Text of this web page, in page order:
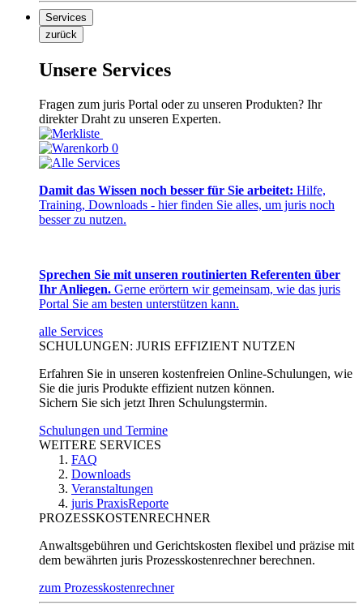
Services
zurück
Unsere Services
Fragen zum juris Portal oder zu unseren Produkten? Ihr
direkter Draht zu unseren Experten.
0
Damit das Wissen noch besser für Sie arbeitet: Hilfe,
Training, Downloads - hier finden Sie alles, um juris noch
besser zu nutzen.
Sprechen Sie mit unseren routinierten Referenten über
Ihr Anliegen. Gerne erörtern wir gemeinsam, wie das juris
Portal Sie am besten unterstützen kann.
alle Services
SCHULUNGEN: JURIS EFFIZIENT NUTZEN
Erfahren Sie in unseren kostenfreien Online-Schulungen, wie
Sie die juris Produkte effizient nutzen können.
Sichern Sie sich jetzt Ihren Schulungstermin.
Schulungen und Termine
WEITERE SERVICES
FAQ
Downloads
Veranstaltungen
juris PraxisReporte
PROZESSKOSTENRECHNER
Anwaltsgebühren und Gerichtskosten flexibel und präzise mit
dem bewährten juris Prozesskostenrechner berechnen.
zum Prozesskostenrechner